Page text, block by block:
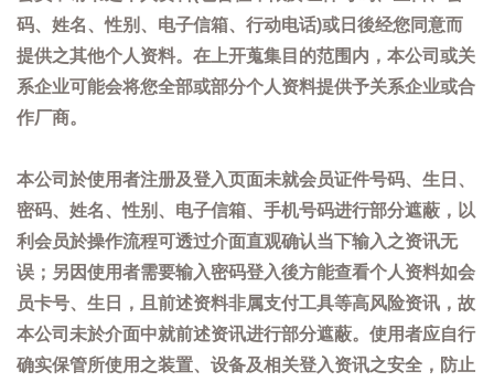
码、姓名、性别、电子信箱、行动电话)或日後经您同意而
提供之其他个人资料。在上开蒐集目的范围内，本公司或关
系企业可能会将您全部或部分个人资料提供予关系企业或合
作厂商。
本公司於使用者注册及登入页面未就会员证件号码、生日、
密码、姓名、性别、电子信箱、手机号码进行部分遮蔽，以
利会员於操作流程可透过介面直观确认当下输入之资讯无
误；另因使用者需要输入密码登入後方能查看个人资料如会
员卡号、生日，且前述资料非属支付工具等高风险资讯，故
本公司未於介面中就前述资讯进行部分遮蔽。使用者应自行
确实保管所使用之装置、设备及相关登入资讯之安全，防止